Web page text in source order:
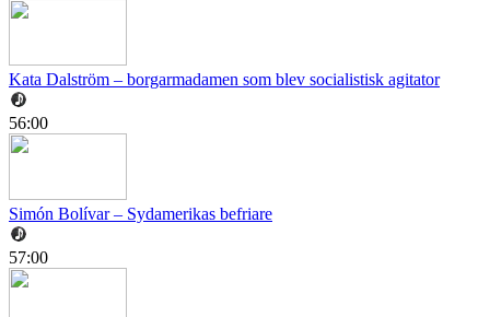
Kata Dalström – borgarmadamen som blev socialistisk agitator
56:00
Simón Bolívar – Sydamerikas befriare
57:00